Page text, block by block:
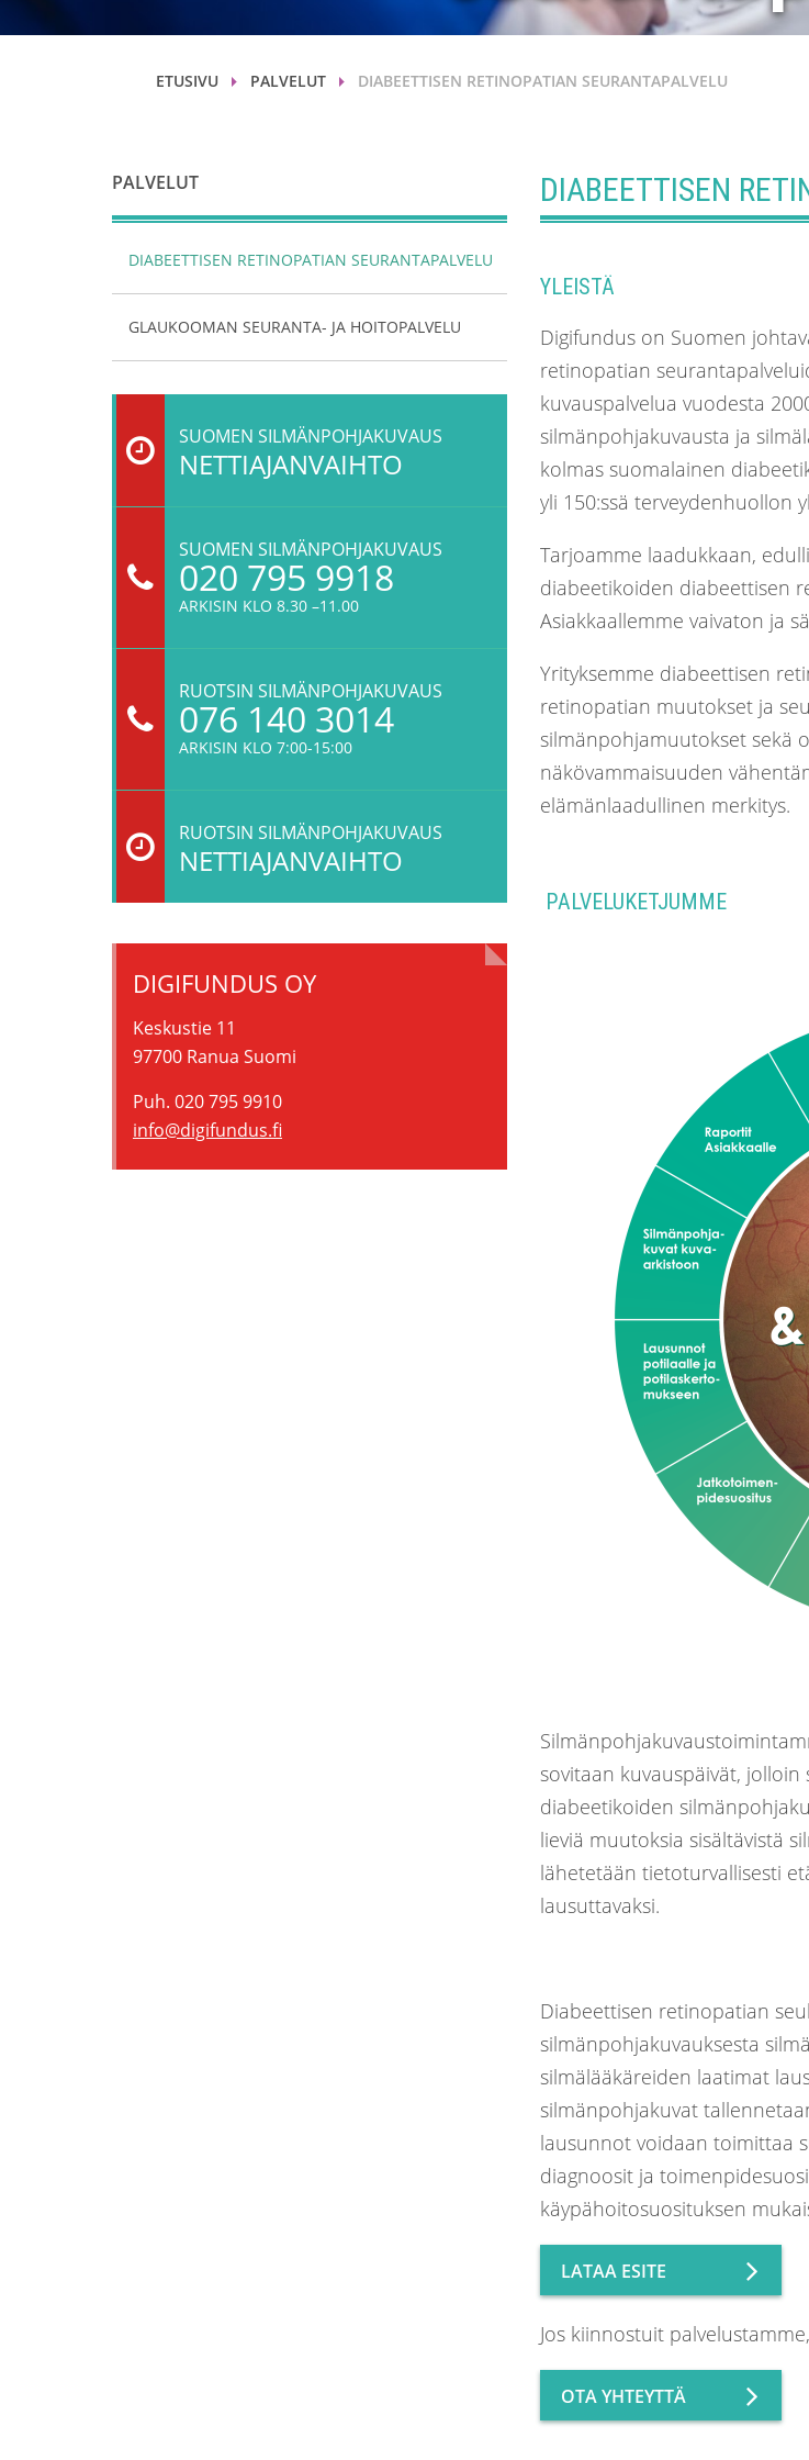
ETUSIVU PALVELUT DIABEETTISEN RETINOPATIAN SEURANTAPALVELU
DIABEETTISEN
YLEISTÄ
Digifundus on Suomen
retinopatian
kuvauspalvelua vuodesta
silmänpohjakuvausta ja
kolmas suomalainen
yli 150:ssä terveydenhuollon
Tarjoamme laadukkaan,
diabeetikoiden diabeettisen
Asiakkaallemme vaivaton ja
Yrityksemme diabeettisen
retinopatian muutokset ja
silmänpohjamuutokset sekä
näkövammaisuuden
elämänlaadullinen merkitys.
PALVELUKETJUMME
sovitaan kuvauspäivät,
diabeetikoiden
lieviä muutoksia sisältävistä
lähetetään tietoturvallisesti
lausuttavaksi.
Diabeettisen retinopatian
silmänpohjakuvauksesta
silmälääkäreiden laatimat
silmänpohjakuvat
lausunnot voidaan toimittaa
diagnoosit ja
käypähoitosuosituksen
LATAA ESITE
Jos kiinnostuit
OTA YHTEYTTÄ
PALVELUT
DIABEETTISEN RETINOPATIAN SEURANTAPALVELU
GLAUKOOMAN SEURANTA- JA HOITOPALVELU
SUOMEN SILMÄNPOHJAKUVAUS
NETTIAJANVAIHTO
SUOMEN SILMÄNPOHJAKUVAUS
020 795 9918
ARKISIN KLO 8.30 –11.00
RUOTSIN SILMÄNPOHJAKUVAUS
076 140 3014
ARKISIN KLO 7:00-15:00
RUOTSIN SILMÄNPOHJAKUVAUS
NETTIAJANVAIHTO
DIGIFUNDUS OY
Keskustie 11
97700 Ranua Suomi
Puh. 020 795 9910
info@digifundus.fi